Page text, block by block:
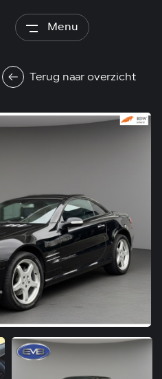
Menu
Terug naar overzicht